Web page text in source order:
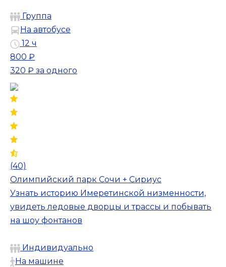
Группа
На автобусе
12 ч
800 ₽
320 ₽ за одного
(40)
Олимпийский парк Сочи + Сириус
Узнать историю Имеретинской низменности,
увидеть ледовые дворцы и трассы и побывать
на шоу фонтанов
Индивидуально
На машине